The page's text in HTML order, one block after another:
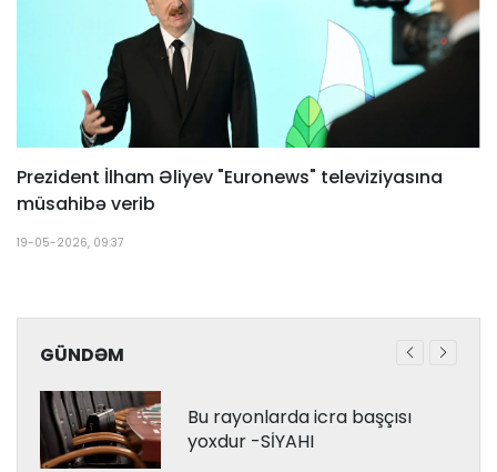
Prezident İlham Əliyev "Euronews" televiziyasına
müsahibə verib
19-05-2026, 09:37
GÜNDƏM
Bu rayonlarda icra başçısı
yoxdur -SİYAHI